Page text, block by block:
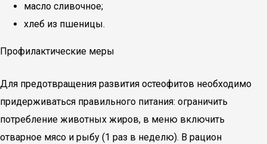
масло сливочное;
хлеб из пшеницы.
Профилактические меры
Для предотвращения развития остеофитов необходимо
придерживаться правильного питания: ограничить
потребление животных жиров, в меню включить
отварное мясо и рыбу (1 раз в неделю). В рацион